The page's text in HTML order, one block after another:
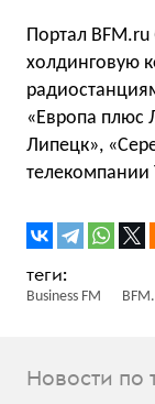
Портал
холдинговую
«Европа плюс
Липецк»,
телекомпании
Business FM
Новости по